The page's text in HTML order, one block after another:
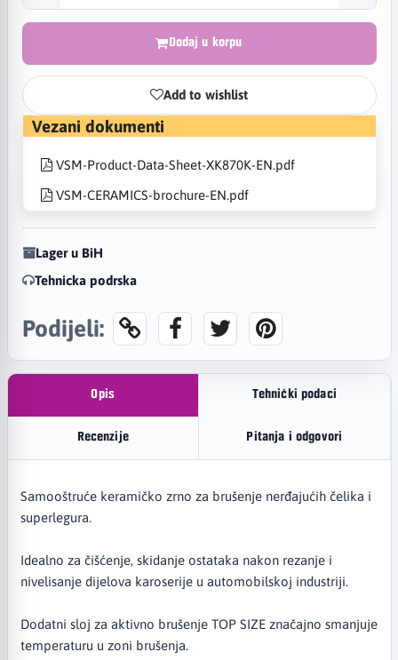
Dodaj u korpu
Add to wishlist
Vezani dokumenti
VSM-Product-Data-Sheet-XK870K-EN.pdf
VSM-CERAMICS-brochure-EN.pdf
Lager u BiH
Tehnicka podrska
Podijeli:
Opis Tehnički podaci
Recenzije Pitanja i odgovori
Samooštruće keramičko zrno za brušenje nerđajućih čelika i
superlegura.
Idealno za čišćenje, skidanje ostataka nakon rezanje i
nivelisanje dijelova karoserije u automobilskoj industriji.
Dodatni sloj za aktivno brušenje TOP SIZE značajno smanjuje
temperaturu u zoni brušenja.